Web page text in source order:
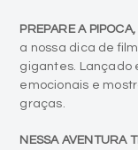
PREPARE A PIPOCA,
a nossa dica de
gigantes. Lançado
emocionais e
graças.
NESSA AVENTURA